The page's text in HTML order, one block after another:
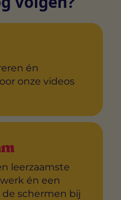
én
onze videos
leerzaamste
én een
schermen bij